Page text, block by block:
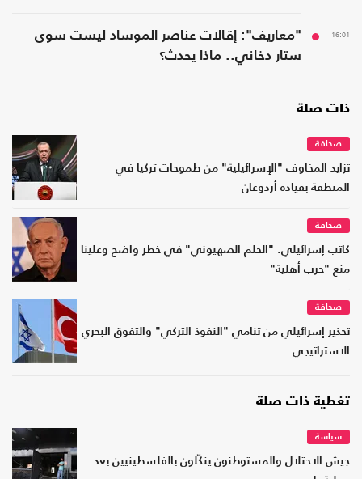
16:01
"معاريف": إقالات عناصر الموساد ليست سوى
ستار دخاني.. ماذا يحدث؟
ذات صلة
صحافة
تزايد المخاوف "الإسرائيلية" من طموحات تركيا في
المنطقة بقيادة أردوغان
صحافة
كاتب إسرائيلي: "الحلم الصهيوني" في خطر واضح وعلينا
منع "حرب أهلية"
صحافة
تحذير إسرائيلي من تنامي "النفوذ التركي" والتفوق البحري
الاستراتيجي
تغطية ذات صلة
سياسة
جيش الاحتلال والمستوطنون ينكّلون بالفلسطينيين بعد